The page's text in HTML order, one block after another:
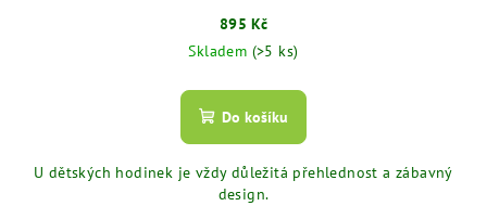
895 Kč
Skladem (>5 ks)
Do košíku
U dětských hodinek je vždy důležitá přehlednost a zábavný
design.